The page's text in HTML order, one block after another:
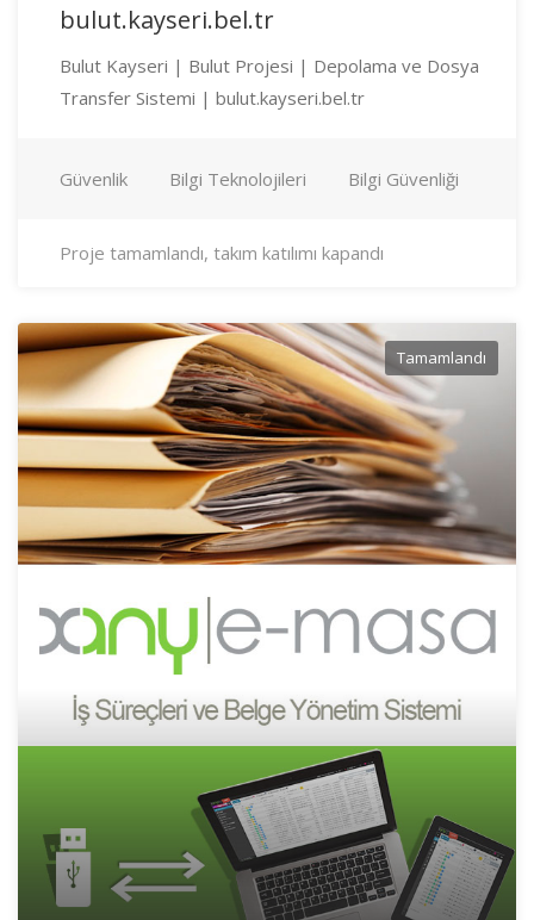
bulut.kayseri.bel.tr
Bulut Kayseri | Bulut Projesi | Depolama ve Dosya
Transfer Sistemi | bulut.kayseri.bel.tr
Güvenlik Bilgi Teknolojileri Bilgi Güvenliği
Proje tamamlandı, takım katılımı kapandı
Tamamlandı